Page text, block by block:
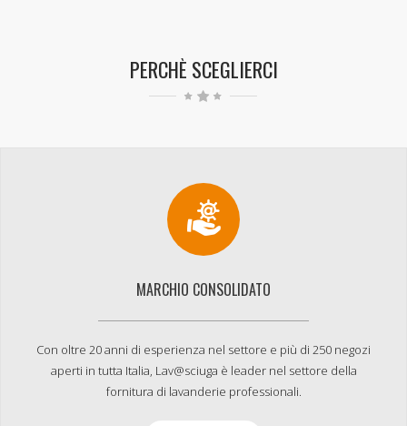
PERCHÈ SCEGLIERCI
MARCHIO CONSOLIDATO
Con oltre 20 anni di esperienza nel settore e più di 250 negozi
aperti in tutta Italia, Lav@sciuga è leader nel settore della
fornitura di lavanderie professionali.